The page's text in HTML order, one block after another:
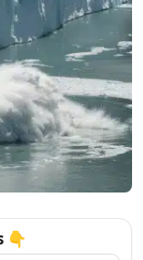
👇